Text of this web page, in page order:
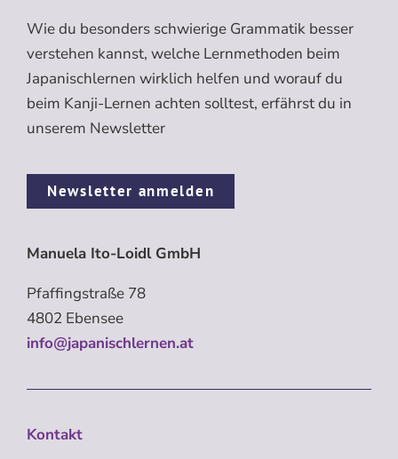
Wie du besonders schwierige Grammatik besser
verstehen kannst, welche Lernmethoden beim
Japanischlernen wirklich helfen und worauf du
beim Kanji-Lernen achten solltest, erfährst du in
unserem Newsletter
Newsletter anmelden
Manuela Ito-Loidl GmbH
Pfaffingstraße 78
4802 Ebensee
info@japanischlernen.at
Kontakt